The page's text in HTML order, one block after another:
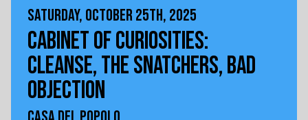
SATURDAY, OCTOBER 25TH, 2025
CABINET OF CURIOSITIES:
CLEANSE, THE SNATCHERS, BAD
OBJECTION